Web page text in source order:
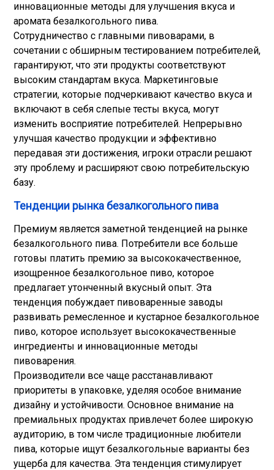
инновационные методы для улучшения вкуса и
аромата безалкогольного пива.
Сотрудничество с главными пивоварами, в
сочетании с обширным тестированием потребителей,
гарантируют, что эти продукты соответствуют
высоким стандартам вкуса. Маркетинговые
стратегии, которые подчеркивают качество вкуса и
включают в себя слепые тесты вкуса, могут
изменить восприятие потребителей. Непрерывно
улучшая качество продукции и эффективно
передавая эти достижения, игроки отрасли решают
эту проблему и расширяют свою потребительскую
базу.
Тенденции рынка безалкогольного пива
Премиум является заметной тенденцией на рынке
безалкогольного пива. Потребители все больше
готовы платить премию за высококачественное,
изощренное безалкогольное пиво, которое
предлагает утонченный вкусный опыт. Эта
тенденция побуждает пивоваренные заводы
развивать ремесленное и кустарное безалкогольное
пиво, которое использует высококачественные
ингредиенты и инновационные методы
пивоварения.
Производители все чаще расстанавливают
приоритеты в упаковке, уделяя особое внимание
дизайну и устойчивости. Основное внимание на
премиальных продуктах привлечет более широкую
аудиторию, в том числе традиционные любители
пива, которые ищут безалкогольные варианты без
ущерба для качества. Эта тенденция стимулирует